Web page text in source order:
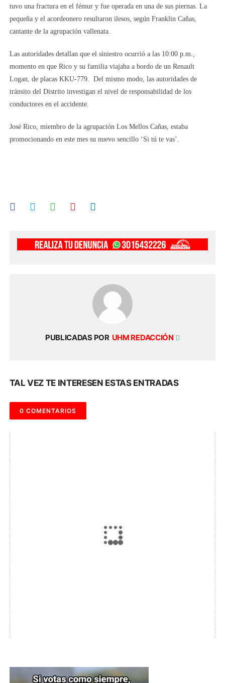
tuvo una fractura en el fémur y fue operada en una de sus piernas. La
pequeña y el acordeonero resultaron ilesos, según Franklin Cañas,
cantante de la agrupación vallenata.
Las autoridades detallan que el siniestro ocurrió a las 10:00 p.m.,
momento en que Rico y su familia viajaba a bordo de un Renault
Logan, de placas KKU-779. Del mismo modo, las autoridades de
tránsito del Distrito investigan el nivel de responsabilidad de los
conductores en el accidente.
José Rico, miembro de la agrupación Los Mellos Cañas, estaba
promocionando en este mes su nuevo sencillo ‘Si tú te vas’.
PUBLICADAS POR UHM REDACCIÓN
TAL VEZ TE INTERESEN ESTAS ENTRADAS
0 COMENTARIOS